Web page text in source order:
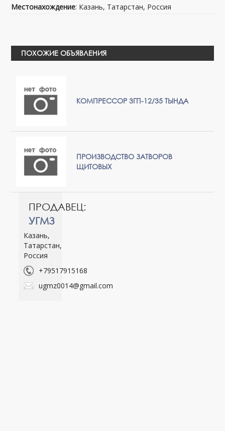
Местонахождение: Казань, Татарстан, Россия
ПОХОЖИЕ ОБЪЯВЛЕНИЯ
КОМПРЕССОР 3ГП-12/35 ТЫНДА
ПРОИЗВОДСТВО ЗАТВОРОВ
ЩИТОВЫХ
ПРОДАВЕЦ:
УГМЗ
Казань,
Татарстан,
Россия
+79517915168
ugmz0014@gmail.com